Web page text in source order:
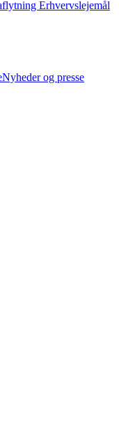
Erhvervslejemål
Nyheder og presse